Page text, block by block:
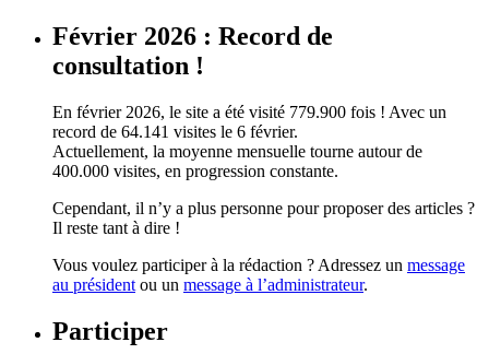
Février 2026 : Record de
consultation !
En février 2026, le site a été visité 779.900 fois ! Avec un
record de 64.141 visites le 6 février.
Actuellement, la moyenne mensuelle tourne autour de
400.000 visites, en progression constante.
Cependant, il n’y a plus personne pour proposer des articles ?
Il reste tant à dire !
Vous voulez participer à la rédaction ? Adressez un message
au président ou un message à l’administrateur.
Participer